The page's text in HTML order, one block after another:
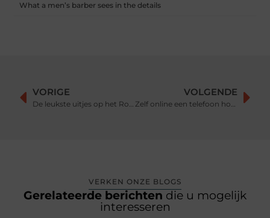
What a men’s barber sees in the details
VORIGE
De leukste uitjes op het Rotterdamse water
VOLGENDE
Zelf online een telefoon hoesje ontwerpen
VERKEN ONZE BLOGS
Gerelateerde berichten die u mogelijk
interesseren